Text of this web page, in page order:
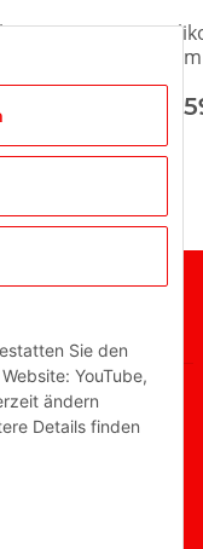
Sie den
YouTube,
ändern
Details finden